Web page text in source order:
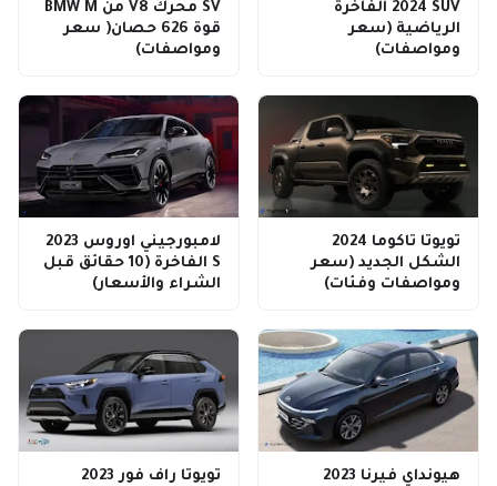
2024 SUV الفاخرة
الرياضية (سعر
ومواصفات)
SV محرك V8 من BMW M
قوة 626 حصان( سعر
ومواصفات)
تويوتا تاكوما 2024
الشكل الجديد (سعر
ومواصفات وفئات)
لامبورجيني اوروس 2023
S الفاخرة (10 حقائق قبل
الشراء والأسعار)
هيونداي فيرنا 2023
تويوتا راف فور 2023